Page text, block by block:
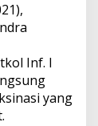
Inf. I
yang